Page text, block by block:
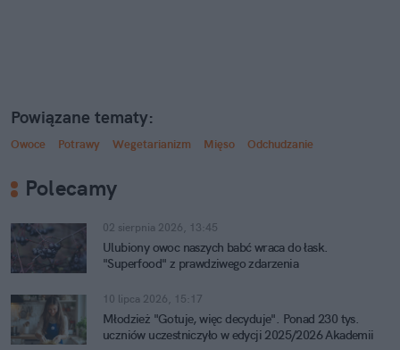
Powiązane tematy:
Owoce Potrawy Wegetarianizm Mięso Odchudzanie
Polecamy
02 sierpnia 2026, 13:45
Ulubiony owoc naszych babć wraca do łask.
"Superfood" z prawdziwego zdarzenia
10 lipca 2026, 15:17
Młodzież "Gotuje, więc decyduje". Ponad 230 tys.
uczniów uczestniczyło w edycji 2025/2026 Akademii